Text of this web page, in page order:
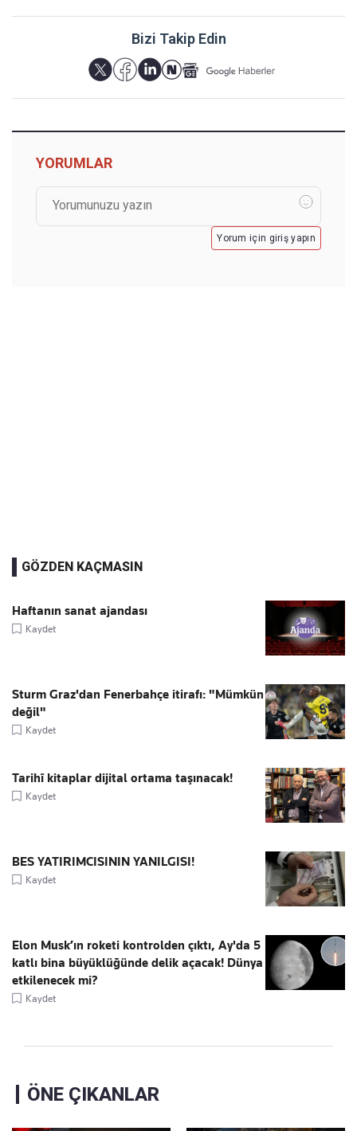
Bizi Takip Edin
YORUMLAR
Yorum için giriş yapın
GÖZDEN KAÇMASIN
Haftanın sanat ajandası
Kaydet
Sturm Graz'dan Fenerbahçe itirafı: "Mümkün
değil"
Kaydet
Tarihî kitaplar dijital ortama taşınacak!
Kaydet
BES YATIRIMCISININ YANILGISI!
Kaydet
Elon Musk’ın roketi kontrolden çıktı, Ay'da 5
katlı bina büyüklüğünde delik açacak! Dünya
etkilenecek mi?
Kaydet
ÖNE ÇIKANLAR